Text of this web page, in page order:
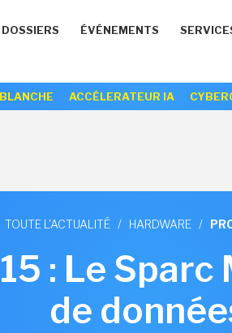
DOSSIERS ÉVÉNEMENTS
ACCÉLERATEUR IA
TOUTE L'ACTUALITÉ / HARDWARE /
: Le Sparc
de